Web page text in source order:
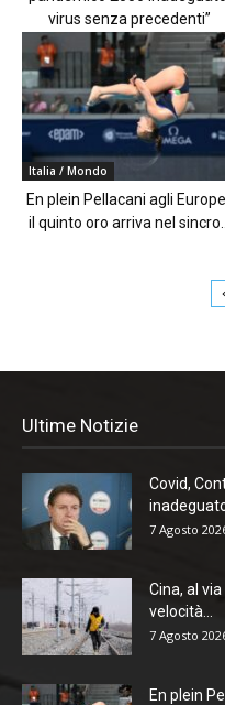
virus senza precedenti”
Italia / Mondo
En plein Pellacani agli
il quinto oro arriva nel sincro...
Ultime Notizie
Covid,
7 Agosto
Cina, al
velocità...
7 Agosto
En plein